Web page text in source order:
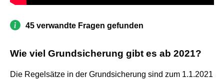
45 verwandte Fragen gefunden
Wie viel Grundsicherung gibt es ab 2021?
Die Regelsätze in der Grundsicherung sind zum 1.1.2021